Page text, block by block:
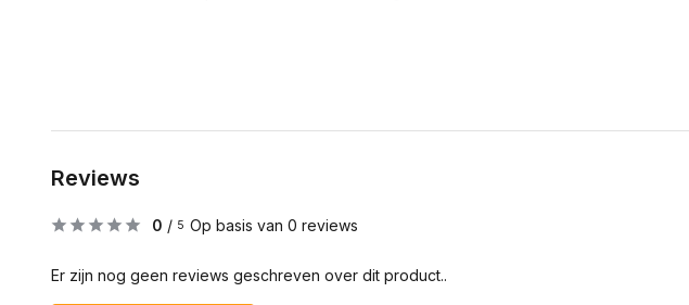
Reviews
0 / 5 Op basis van 0 reviews
Er zijn nog geen reviews geschreven over dit product..